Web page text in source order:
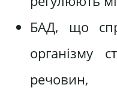
БАД, що
організму
речовин,